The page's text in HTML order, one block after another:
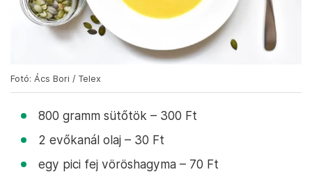
Fotó: Ács Bori / Telex
800 gramm sütőtök – 300 Ft
2 evőkanál olaj – 30 Ft
egy pici fej vöröshagyma – 70 Ft